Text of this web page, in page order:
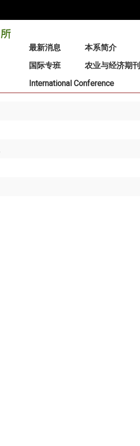
最新消息 本系简介
国际专班
农业与经济期刊
International Conference